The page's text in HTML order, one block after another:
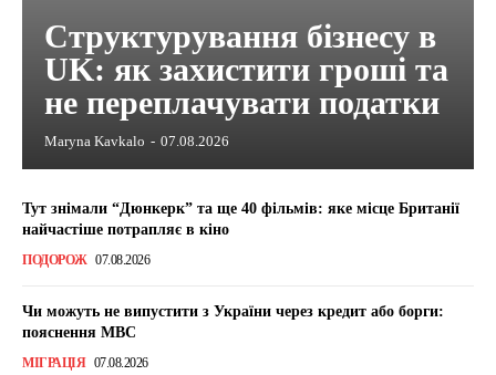
Структурування бізнесу в
UK: як захистити гроші та
не переплачувати податки
Maryna Kavkalo - 07.08.2026
Тут знімали “Дюнкерк” та ще 40 фільмів: яке місце Британії
найчастіше потрапляє в кіно
ПОДОРОЖ 07.08.2026
Чи можуть не випустити з України через кредит або борги:
пояснення МВС
МІГРАЦІЯ 07.08.2026